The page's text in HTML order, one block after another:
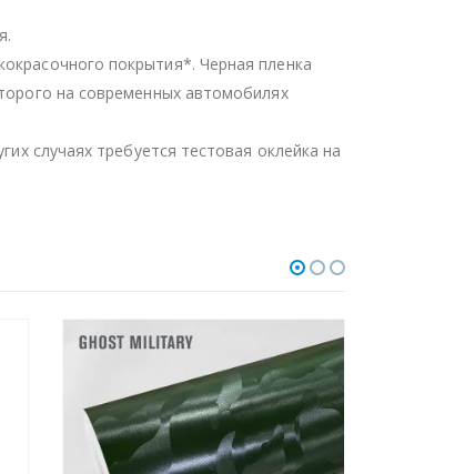
покрытия*. Черная пленка
на современных автомобилях
случаях требуется тестовая оклейка на